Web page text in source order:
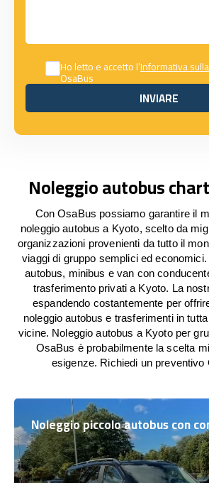
Ho letto e accetto l’Informativa
OsaBus
INVIARE
INVIARE
Noleggio autobus
Con OsaBus possiamo garantire il
noleggio autobus a Kyoto, scelto da
organizzazioni provenienti da tutto il
viaggi di gruppo semplici ed
autobus, minibus e van con
trasferimento privati a Kyoto. La
espandendo costantemente per
noleggio autobus e trasferimenti in
vicine. Noleggio autobus a Kyoto per
OsaBus è probabilmente la scelta
esigenze. Richiedi un preventivo
Noleggio piccolo autobus con